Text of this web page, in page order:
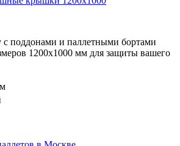
поддонами и паллетными бортами
1200x1000 мм для защиты вашего